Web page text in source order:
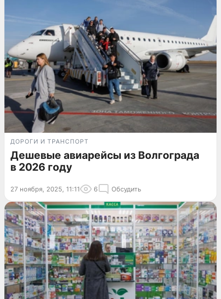
ДОРОГИ И ТРАНСПОРТ
Дешевые авиарейсы из Волгограда
в 2026 году
27 ноября, 2025, 11:11 6 Обсудить